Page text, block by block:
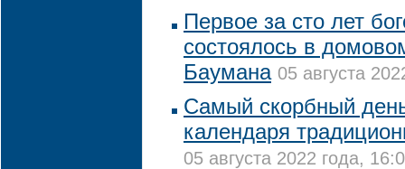
Первое за сто лет
состоялось в
Баумана 05 августа
Самый скорбный
календаря
05 августа 2022 года,